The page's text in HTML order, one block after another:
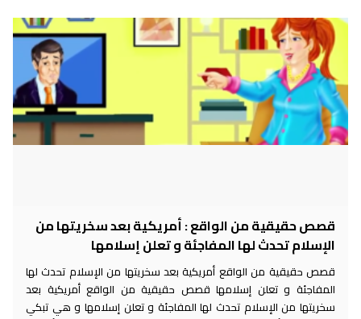
قصص حقيقية من الواقع : أمريكية بعد سخريتها من
الإسلام تحدث لها المفاجئة و تعلن إسلامها
قصص حقيقية من الواقع أمريكية بعد سخريتها من الإسلام تحدث لها
المفاجئة و تعلن إسلامها قصص حقيقية من الواقع أمريكية بعد
سخريتها من الإسلام تحدث لها المفاجئة و تعلن إسلامها و هي تبكي